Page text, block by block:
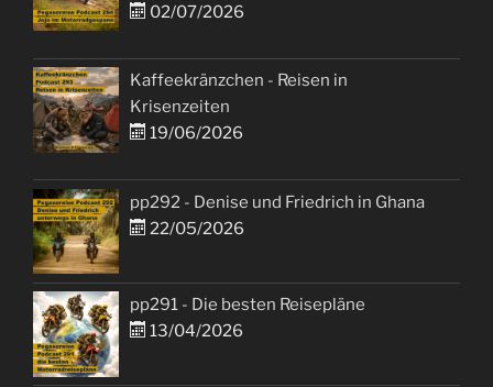
02/07/2026
Kaffeekränzchen - Reisen in
Krisenzeiten
19/06/2026
pp292 - Denise und Friedrich in Ghana
22/05/2026
pp291 - Die besten Reisepläne
13/04/2026